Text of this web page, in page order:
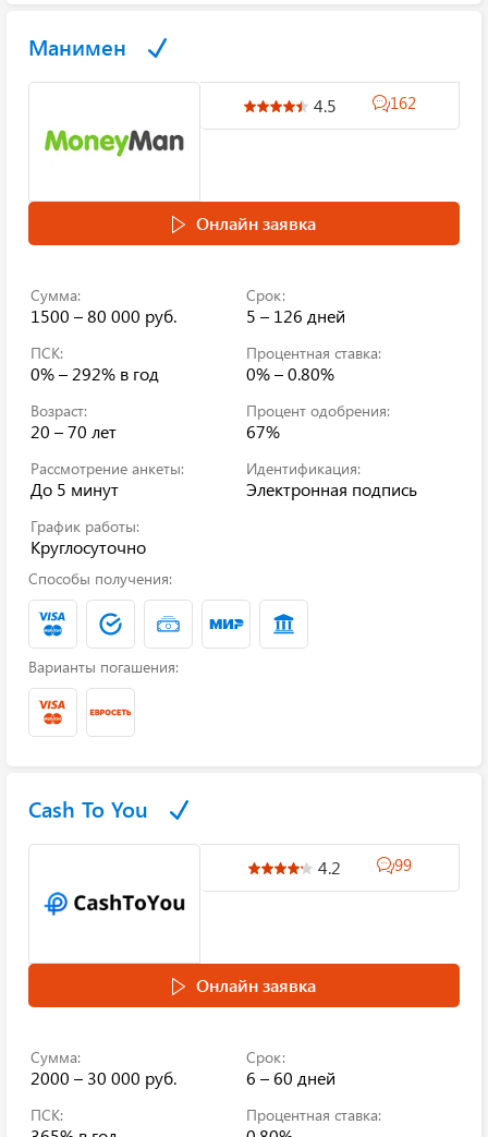
Манимен
4.5 162
Онлайн заявка
Сумма:
1500 – 80 000 руб.
Срок:
5 – 126 дней
ПСК:
0% – 292% в год
Процентная ставка:
0% – 0.80%
Возраст:
20 – 70 лет
Процент одобрения:
67%
Рассмотрение анкеты:
До 5 минут
Идентификация:
Электронная подпись
График работы:
Круглосуточно
Способы получения:
Варианты погашения:
Cash To You
4.2 99
Онлайн заявка
Сумма:
2000 – 30 000 руб.
Срок:
6 – 60 дней
ПСК: Процентная ставка: